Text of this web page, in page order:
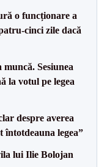
o funcționare a
cinci zile dacă
Sesiunea
la votul pe legea
despre averea
întotdeauna legea”
lui Ilie Bolojan